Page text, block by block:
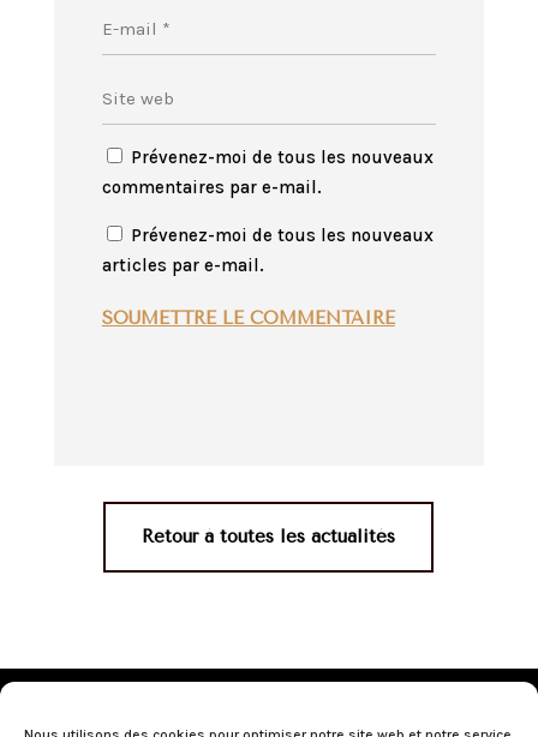
Prévenez-moi de tous les nouveaux
commentaires par e-mail.
Prévenez-moi de tous les nouveaux
articles par e-mail.
SOUMETTRE LE COMMENTAIRE
Retour à toutes les actualités
Conditions générales de vente•Nos revendeurs•